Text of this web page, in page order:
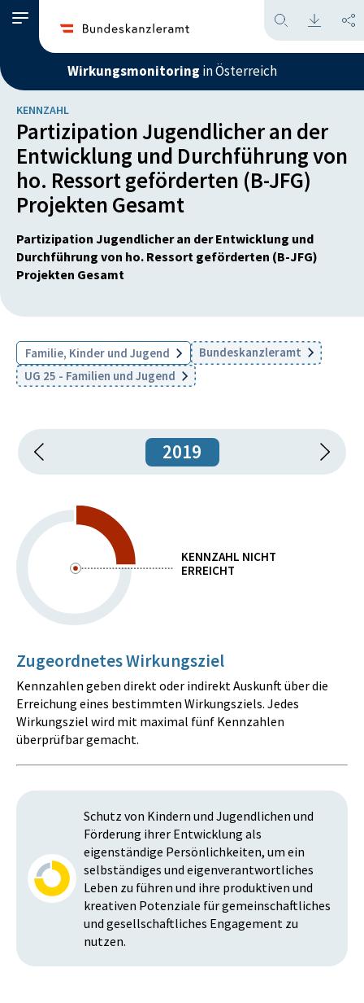
Wirkungsmonitoring in Österreich
KENNZAHL
Partizipation Jugendlicher an der
Entwicklung und Durchführung von
ho. Ressort geförderten (B-JFG)
Projekten Gesamt
Partizipation Jugendlicher an der Entwicklung und
Durchführung von ho. Ressort geförderten (B-JFG)
Projekten Gesamt
Familie, Kinder und Jugend
Bundeskanzleramt
UG 25 - Familien und Jugend
2019
KENNZAHL NICHT
ERREICHT
Zugeordnetes Wirkungsziel
Kennzahlen geben direkt oder indirekt Auskunft über die
Erreichung eines bestimmten Wirkungsziels. Jedes
Wirkungsziel wird mit maximal fünf Kennzahlen
überprüfbar gemacht.
Schutz von Kindern und Jugendlichen und
Förderung ihrer Entwicklung als
eigenständige Persönlichkeiten, um ein
selbständiges und eigenverantwortliches
Leben zu führen und ihre produktiven und
kreativen Potenziale für gemeinschaftliches
und gesellschaftliches Engagement zu
nutzen.